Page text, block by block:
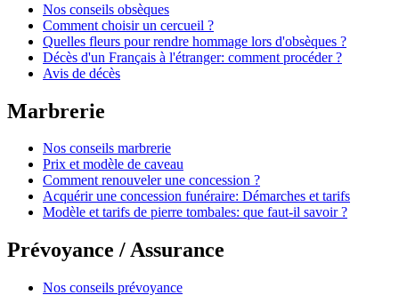
Nos conseils obsèques
Comment choisir un cercueil ?
Quelles fleurs pour rendre hommage lors d'obsèques ?
Décès d'un Français à l'étranger: comment procéder ?
Avis de décès
Marbrerie
Nos conseils marbrerie
Prix et modèle de caveau
Comment renouveler une concession ?
Acquérir une concession funéraire: Démarches et tarifs
Modèle et tarifs de pierre tombales: que faut-il savoir ?
Prévoyance / Assurance
Nos conseils prévoyance